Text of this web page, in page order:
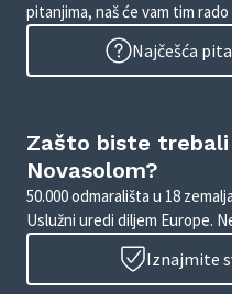
pitanjima, naš će vam tim
Najčešća
Zašto biste
Novasolom?
50.000 odmarališta u 18
Uslužni uredi diljem Europe.
Iznajmite